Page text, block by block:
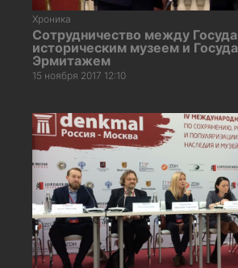
Хроника
Сотрудничество между
историческим музеем и
Эрмитажем
15 ноября 2017 12:10